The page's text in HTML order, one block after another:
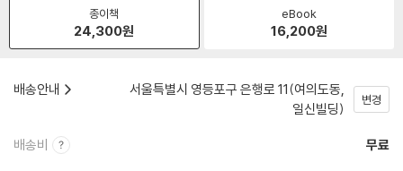
종이책
24,300원
eBook
16,200원
배송안내
서울특별시 영등포구 은행로 11(여의도동,
일신빌딩)
변경
배송비 무료